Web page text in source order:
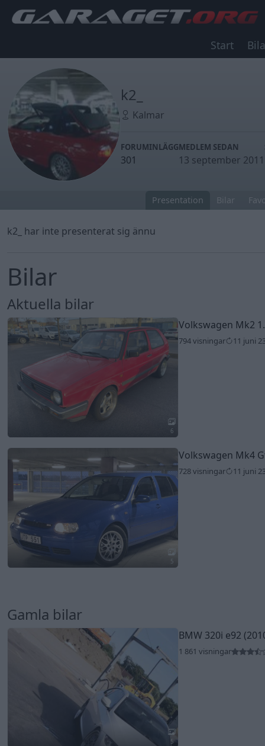
Start
k2_
Kalmar
FORUMINLÄGG
301
MEDLEM SEDAN
13 september 2011
Presentation Bilar
k2_ har inte presenterat sig ännu
Bilar
Aktuella bilar
6
Volkswagen Mk2
794 visningar 11 juni
5
Volkswagen Mk4
728 visningar 11 juni
Gamla bilar
5
BMW 320i e92
1 861 visningar